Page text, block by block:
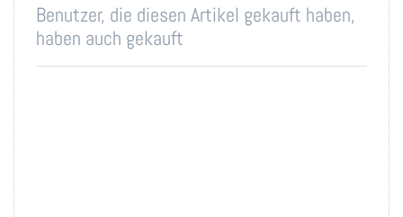
Benutzer, die diesen Artikel gekauft haben,
haben auch gekauft